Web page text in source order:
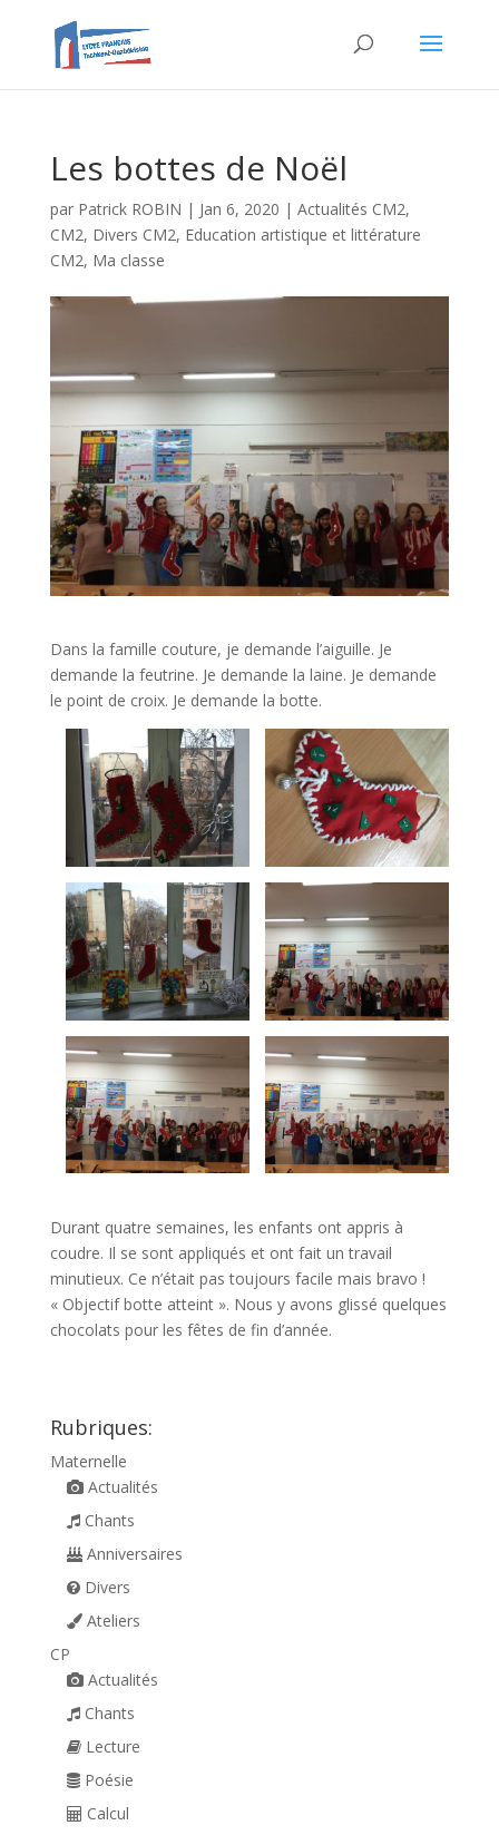
Les bottes de Noël
par Patrick ROBIN | Jan 6, 2020 | Actualités CM2,
CM2, Divers CM2, Education artistique et littérature
CM2, Ma classe
Dans la famille couture, je demande l’aiguille. Je
demande la feutrine. Je demande la laine. Je demande
le point de croix. Je demande la botte.
Durant quatre semaines, les enfants ont appris à
coudre. Il se sont appliqués et ont fait un travail
minutieux. Ce n’était pas toujours facile mais bravo !
« Objectif botte atteint ». Nous y avons glissé quelques
chocolats pour les fêtes de fin d’année.
Rubriques:
Maternelle
Actualités
Chants
Anniversaires
Divers
Ateliers
CP
Actualités
Chants
Lecture
Poésie
Calcul